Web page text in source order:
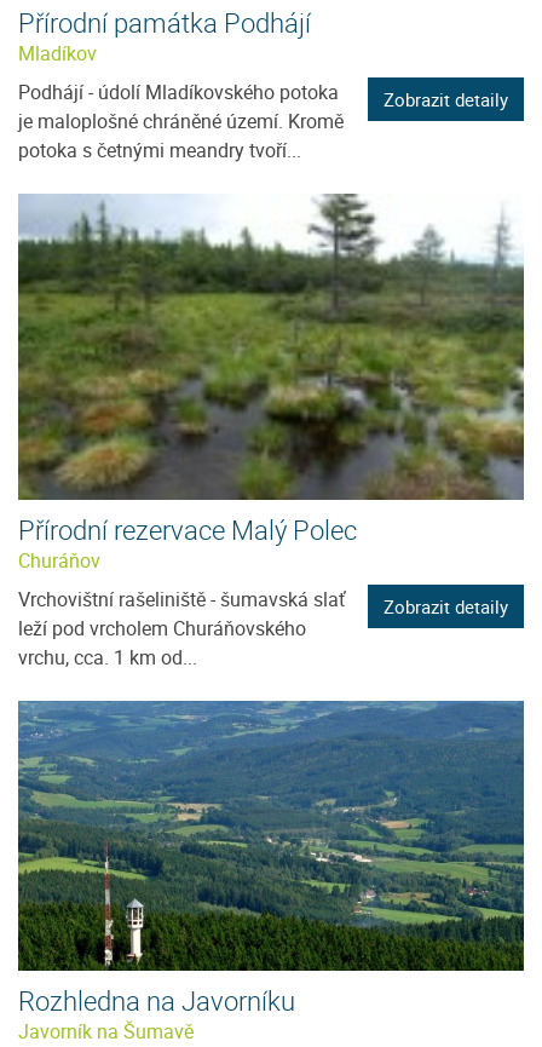
Přírodní památka Podhájí
Mladíkov
Podhájí - údolí Mladíkovského potoka
je maloplošné chráněné území. Kromě
potoka s četnými meandry tvoří...
Zobrazit detaily
Přírodní rezervace Malý Polec
Churáňov
Vrchovištní rašeliniště - šumavská slať
leží pod vrcholem Churáňovského
vrchu, cca. 1 km od...
Zobrazit detaily
Rozhledna na Javorníku
Javorník na Šumavě